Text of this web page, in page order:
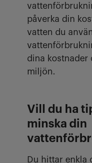
påverka din
vatten du
dina kostnader
miljön.
Vill du ha
minska din
Du hittar enkla